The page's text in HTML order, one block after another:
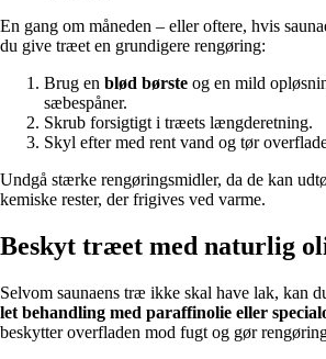
En gang om måneden – eller oftere, hvis
du give træet en grundigere rengøring:
Brug en blød børste og en mild
sæbespåner.
Skrub forsigtigt i træets længderetning.
Skyl efter med rent vand og tør
Undgå stærke rengøringsmidler, da de kan
kemiske rester, der frigives ved varme.
Beskyt træet med naturlig
Selvom saunaens træ ikke skal have lak, kan
let behandling med paraffinolie eller
beskytter overfladen mod fugt og gør